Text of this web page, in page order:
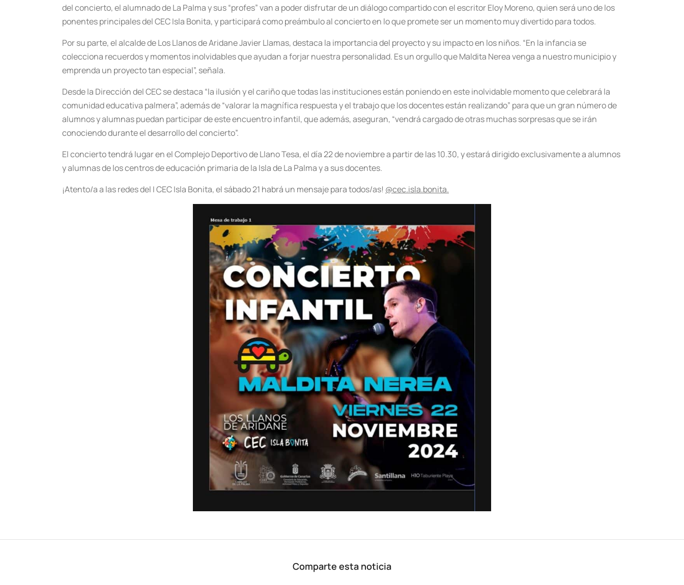
del concierto, el alumnado de La Palma y sus “profes” van a poder disfrutar de un diálogo compartido con el escritor Eloy Moreno, quien será uno de los
ponentes principales del CEC Isla Bonita, y participará como preámbulo al concierto en lo que promete ser un momento muy divertido para todos.
Por su parte, el alcalde de Los Llanos de Aridane Javier Llamas, destaca la importancia del proyecto y su impacto en los niños. “En la infancia se
colecciona recuerdos y momentos inolvidables que ayudan a forjar nuestra personalidad. Es un orgullo que Maldita Nerea venga a nuestro municipio y
emprenda un proyecto tan especial”, señala.
Desde la Dirección del CEC se destaca “la ilusión y el cariño que todas las instituciones están poniendo en este inolvidable momento que celebrará la
comunidad educativa palmera”, además de “valorar la magnífica respuesta y el trabajo que los docentes están realizando” para que un gran número de
alumnos y alumnas puedan participar de este encuentro infantil, que además, aseguran, “vendrá cargado de otras muchas sorpresas que se irán
conociendo durante el desarrollo del concierto”.
El concierto tendrá lugar en el Complejo Deportivo de Llano Tesa, el día 22 de noviembre a partir de las 10.30, y estará dirigido exclusivamente a alumnos
y alumnas de los centros de educación primaria de la Isla de La Palma y a sus docentes.
¡Atento/a a las redes del I CEC Isla Bonita, el sábado 21 habrá un mensaje para todos/as! @cec.isla.bonita.
Comparte esta noticia